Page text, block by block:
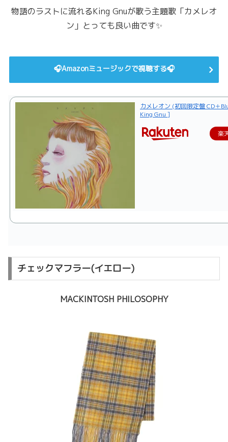
物語のラストに流れるKing Gnuが歌う主題歌「カメレオ
ン」とっても良い曲です✨
🎧Amazonミュージックで視聴する🎧
カメレオン (初回限定盤 CD＋
King Gnu ]
楽
チェックマフラー(イエロー)
MACKINTOSH PHILOSOPHY